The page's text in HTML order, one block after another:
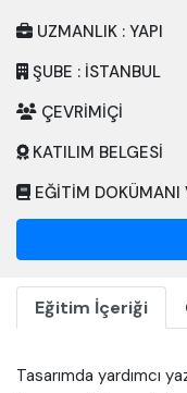
UZMANLIK : YAPI
ŞUBE : İSTANBUL
ÇEVRIMIÇI
KATILIM BELGESİ
EĞİTİM DOKÜMANI
Eğitim İçeriği
Tasarımda yardımcı